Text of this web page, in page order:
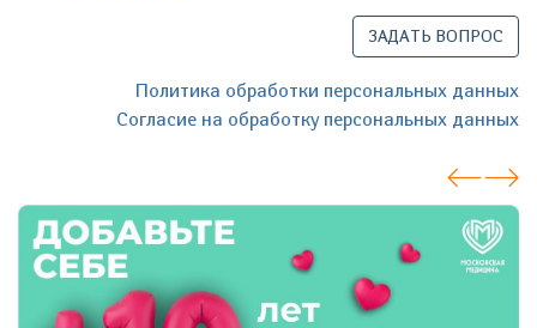
ЗАДАТЬ ВОПРОС
Политика обработки персональных данных
Согласие на обработку персональных данных